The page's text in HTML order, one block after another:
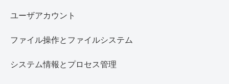
ユーザアカウント
ファイル操作とファイルシステム
システム情報とプロセス管理